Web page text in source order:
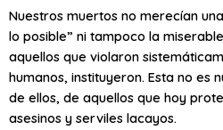
Nuestros muertos no merecían
lo posible” ni tampoco la
aquellos que violaron
humanos, instituyeron. Esta no es
de ellos, de aquellos que hoy
asesinos y serviles lacayos.